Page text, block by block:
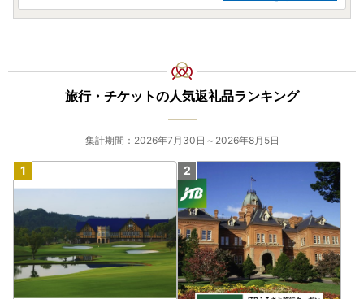
旅行・チケットの人気返礼品ランキング
集計期間：2026年7月30日～2026年8月5日